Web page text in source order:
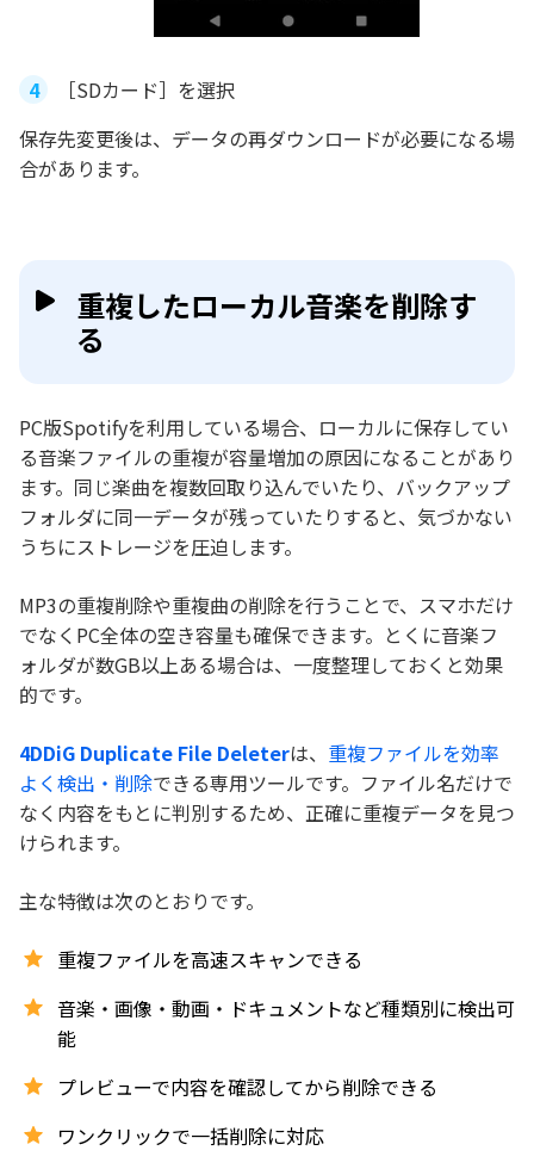
［SDカード］を選択
保存先変更後は、データの再ダウンロードが必要になる場
合があります。
重複したローカル音楽を削除す
る
PC版Spotifyを利用している場合、ローカルに保存してい
る音楽ファイルの重複が容量増加の原因になることがあり
ます。同じ楽曲を複数回取り込んでいたり、バックアップ
フォルダに同一データが残っていたりすると、気づかない
うちにストレージを圧迫します。
MP3の重複削除や重複曲の削除を行うことで、スマホだけ
でなくPC全体の空き容量も確保できます。とくに音楽フ
ォルダが数GB以上ある場合は、一度整理しておくと効果
的です。
4DDiG Duplicate File Deleterは、 重複ファイルを効率
よく検出・削除できる専用ツールです。ファイル名だけで
なく内容をもとに判別するため、正確に重複データを見つ
けられます。
主な特徴は次のとおりです。
重複ファイルを高速スキャンできる
音楽・画像・動画・ドキュメントなど種類別に検出可
能
プレビューで内容を確認してから削除できる
ワンクリックで一括削除に対応